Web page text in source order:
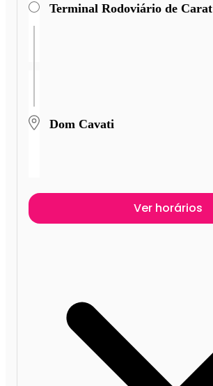
Dom Cavati
Ver horários